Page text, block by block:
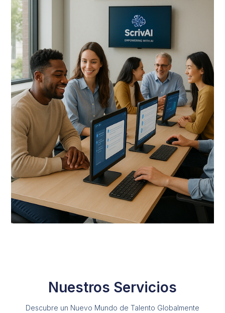
Nuestros Servicios
Descubre un Nuevo Mundo de Talento Globalmente